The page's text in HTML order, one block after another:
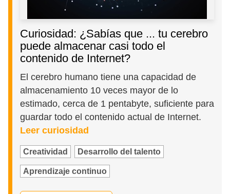
Curiosidad: ¿Sabías que ... tu cerebro
puede almacenar casi todo el
contenido de Internet?
El cerebro humano tiene una capacidad de
almacenamiento 10 veces mayor de lo
estimado, cerca de 1 pentabyte, suficiente para
guardar todo el contenido actual de Internet.
Leer curiosidad
Creatividad Desarrollo del talento
Aprendizaje continuo